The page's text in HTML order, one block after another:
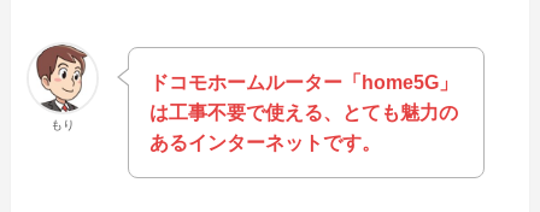
もり
ドコモホームルーター「home5G」
は工事不要で使える、とても魅力の
あるインターネットです。